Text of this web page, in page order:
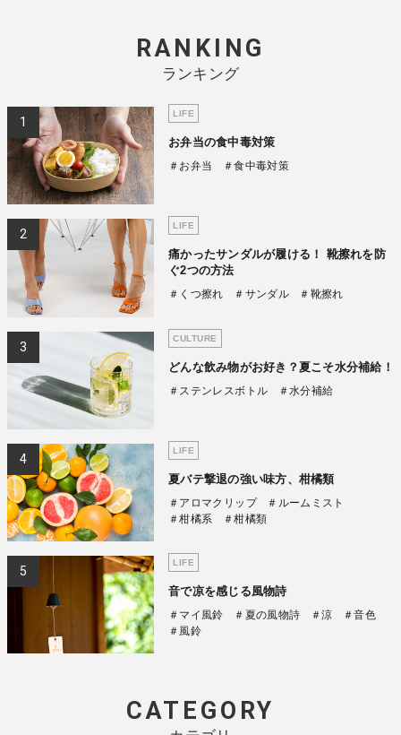
RANKING
ランキング
LIFE
お弁当の食中毒対策
＃お弁当 ＃食中毒対策
LIFE
痛かったサンダルが履ける！ 靴擦れを防
ぐ2つの方法
＃くつ擦れ ＃サンダル ＃靴擦れ
CULTURE
どんな飲み物がお好き？夏こそ水分補給！
＃ステンレスボトル ＃水分補給
LIFE
夏バテ撃退の強い味方、柑橘類
＃アロマクリップ
＃ルームミスト
＃柑橘系
＃柑橘類
LIFE
音で凉を感じる風物詩
＃マイ風鈴 ＃夏の風物詩 ＃涼
＃音色
＃風鈴
CATEGORY